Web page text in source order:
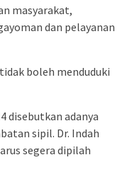
masyarakat,
dan pelayanan
boleh menduduki
disebutkan adanya
sipil. Dr. Indah
segera dipilah